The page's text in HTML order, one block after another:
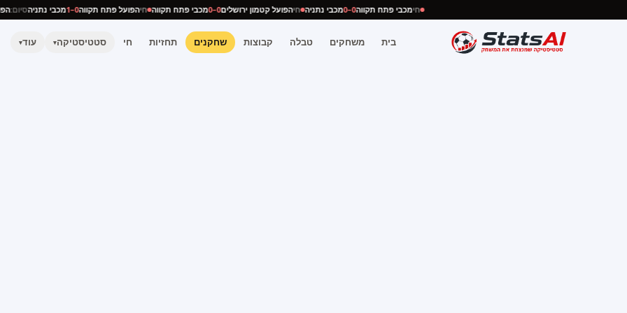
חימכבי פתח תקווה0–0 מכבי נתניה חיהפועל קטמון ירושלים0–0 מכבי פתח תקווה חיהפועל פתח תקווה0–1 מכבי נתניהסיום:
בית משחקים טבלה קבוצות שחקנים תחזיות חי סטטיסטיקה▾ עוד▾